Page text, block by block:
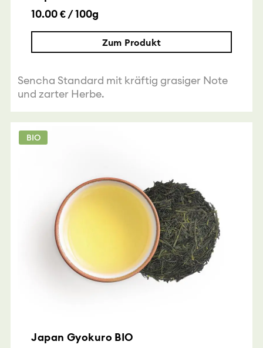
10.00 € / 100g
Zum Produkt
Sencha Standard mit kräftig grasiger Note
und zarter Herbe.
BIO
Japan Gyokuro BIO